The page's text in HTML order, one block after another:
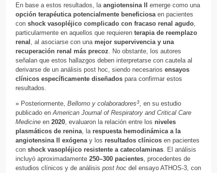
En base a estos resultados, la angiotensina II
emerge como una
opción terapéutica potencialmente beneficiosaen pacientes
con shock vasopléjico complicado con fracaso renal agudo,
particularmente en aquellos que requieren terapia de reemplazo
renal , al asociarse con una mejor supervivencia y una
recuperación renal más precoz. No obstante, los autores
señalan que estos hallazgos deben interpretarse con cautela al
derivarse de un análisis post hoc, siendo necesarios ensayos
clínicos específicamente diseñados para confirmar estos
resultados.
» Posteriormente, Bellomo y colaboradores3, en su estudio
publicado enAmerican Journal of Respiratory and Critical Care
Medicine en 2020, evaluaron la relación entre los niveles
plasmáticos de renina, la respuesta hemodinámica a la
angiotensina II exógenay los resultados clínicos en pacientes
con shock vasopléjico resistente a catecolaminas. El análisis
incluyó aproximadamente 250–300 pacientes, procedentes de
estudios clínicos y de análisis post hoc del ensayo ATHOS-3, con